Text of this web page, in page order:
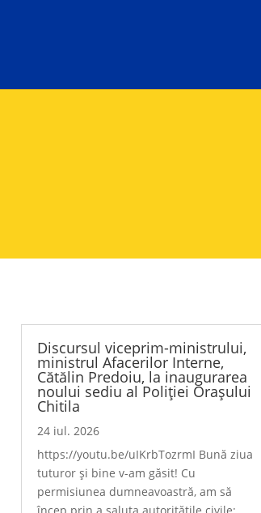
Discursul viceprim-ministrului,
ministrul Afacerilor Interne,
Cătălin Predoiu, la inaugurarea
noului sediu al Poliției Orașului
Chitila
24 iul. 2026
https://youtu.be/uIKrbTozrmI Bună ziua
tuturor și bine v-am găsit! Cu
permisiunea dumneavoastră, am să